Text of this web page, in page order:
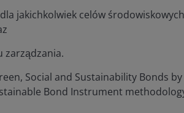
jakichkolwiek celów
zarządzania.
Social and Sustainability Bonds
Bond Instrument